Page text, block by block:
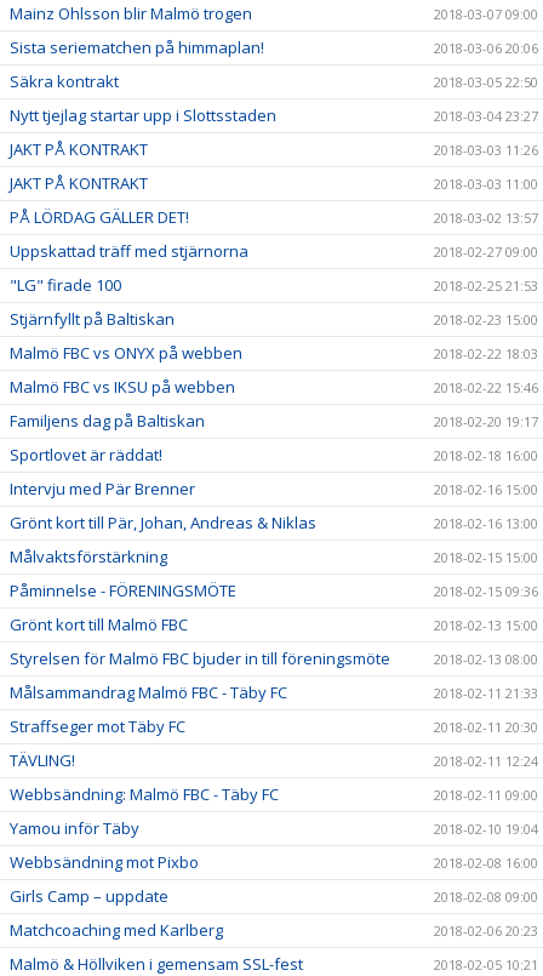
Mainz Ohlsson blir Malmö trogen 2018-03-07 09:00
Sista seriematchen på himmaplan! 2018-03-06 20:06
Säkra kontrakt 2018-03-05 22:50
Nytt tjejlag startar upp i Slottsstaden 2018-03-04 23:27
JAKT PÅ KONTRAKT 2018-03-03 11:26
JAKT PÅ KONTRAKT 2018-03-03 11:00
PÅ LÖRDAG GÄLLER DET! 2018-03-02 13:57
Uppskattad träff med stjärnorna 2018-02-27 09:00
"LG" firade 100 2018-02-25 21:53
Stjärnfyllt på Baltiskan 2018-02-23 15:00
Malmö FBC vs ONYX på webben 2018-02-22 18:03
Malmö FBC vs IKSU på webben 2018-02-22 15:46
Familjens dag på Baltiskan 2018-02-20 19:17
Sportlovet är räddat! 2018-02-18 16:00
Intervju med Pär Brenner 2018-02-16 15:00
Grönt kort till Pär, Johan, Andreas & Niklas 2018-02-16 13:00
Målvaktsförstärkning 2018-02-15 15:00
Påminnelse - FÖRENINGSMÖTE 2018-02-15 09:36
Grönt kort till Malmö FBC 2018-02-13 15:00
Styrelsen för Malmö FBC bjuder in till föreningsmöte 2018-02-13 08:00
Målsammandrag Malmö FBC - Täby FC 2018-02-11 21:33
Straffseger mot Täby FC 2018-02-11 20:30
TÄVLING! 2018-02-11 12:24
Webbsändning: Malmö FBC - Täby FC 2018-02-11 09:00
Yamou inför Täby 2018-02-10 19:04
Webbsändning mot Pixbo 2018-02-08 16:00
Girls Camp – uppdate 2018-02-08 09:00
Matchcoaching med Karlberg 2018-02-06 20:23
Malmö & Höllviken i gemensam SSL-fest 2018-02-05 10:21